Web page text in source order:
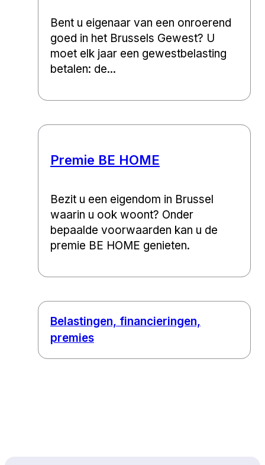
Bent u eigenaar van een onroerend
goed in het Brussels Gewest? U
moet elk jaar een gewestbelasting
betalen: de...
Premie BE HOME
Bezit u een eigendom in Brussel
waarin u ook woont? Onder
bepaalde voorwaarden kan u de
premie BE HOME genieten.
Belastingen, financieringen,
premies